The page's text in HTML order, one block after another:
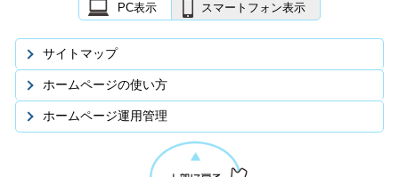
PC表示 スマートフォン表示
サイトマップ
ホームページの使い方
ホームページ運用管理